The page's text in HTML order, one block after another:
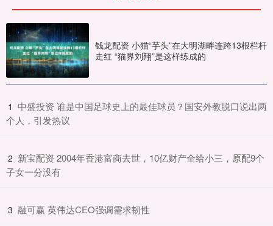
钱龙配资 小猫“芋头”在大明湖畔连跨13根栏杆
走红 “猫界刘翔”是这样练成的
1 ​中盛投资 谁是中国足球史上的最佳球员？国安外教脱口说出两
个人，引发热议
2 ​新宝配资 2004年香港富商去世，10亿财产全给小三，原配9个
子女一分没有
3 ​融可赢 英伟达CEO强调需求韧性